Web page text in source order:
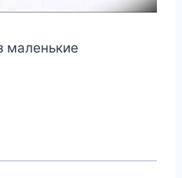
маленькие